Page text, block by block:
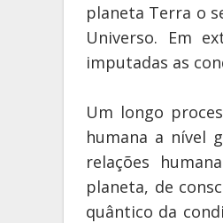
planeta Terra o
Universo. Em
imputadas as
Um longo
humana a nível
relações
planeta, de
quântico da